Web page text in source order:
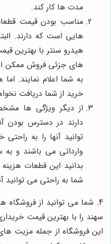
مدت ها کار کند.
مناسب بودن قیمت
هایی است که دارند.
هیدرو سنتر با بهترین
های جزئی فروش ممکن
به شما اعلام نمایند.
خرید از شما دریافت
از دیگر ویژگی ها
دارند در دسترس بودن
توانید آنها را به
وارداتی می باشند و
بدانید این قطعات
شما به راحتی می توانید
4. شما می توانید از فروشگاه
سهند را با بهترین قیمت
این فروشگاه از جمله مزیت